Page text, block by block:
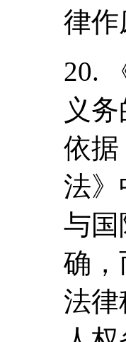
律作
20.
义
依据
法》
与国
确，
法律